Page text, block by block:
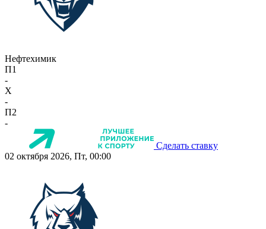
Нефтехимик
П1
-
X
-
П2
-
Сделать ставку
02 октября 2026, Пт, 00:00